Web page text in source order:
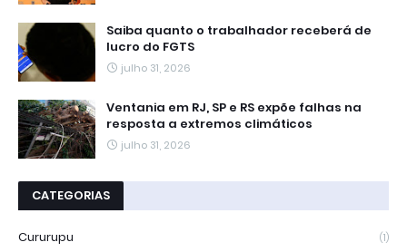
Saiba quanto o trabalhador receberá de
lucro do FGTS
julho 31, 2026
Ventania em RJ, SP e RS expõe falhas na
resposta a extremos climáticos
julho 31, 2026
CATEGORIAS
Cururupu (1)